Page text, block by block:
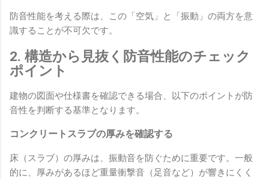
防音性能を考える際は、この「空気」と「振動」の両方を意
識することが不可欠です。
2. 構造から見抜く防音性能のチェック
ポイント
建物の図面や仕様書を確認できる場合、以下のポイントが防
音性を判断する基準となります。
コンクリートスラブの厚みを確認する
床（スラブ）の厚みは、振動音を防ぐために重要です。一般
的に、厚みがあるほど重量衝撃音（足音など）が響きにくく